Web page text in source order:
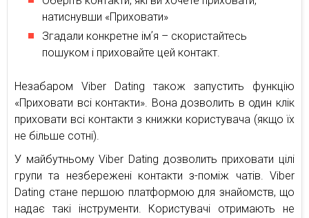
натиснувши «Приховати»
Згадали конкретне імʼя – скористайтесь
пошуком і приховайте цей контакт.
Незабаром Viber Dating також запустить функцію
«Приховати всі контакти». Вона дозволить в один клік
приховати всі контакти з книжки користувача (якщо їх
не більше сотні).
У майбутньому Viber Dating дозволить приховати цілі
групи та незбережені контакти з-поміж чатів. Viber
Dating стане першою платформою для знайомств, що
надає такі інструменти. Користувачі отримають не